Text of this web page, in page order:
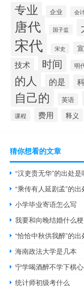
专业 企业 会
唐代 国子监
宋代 宋史
技术 时间 明
的人 的是
自己的 英语
课程 费用 释义
猜你想看的文章
“汉吏贵无华”的出处是
“乘传有人延剧孟”的出
小学毕业寄语怎么写
我要和向晚结婚什么梗
“恰恰中秋供我醉”的出
海南政法大学是几本
宁学喝酒醉不学下棋
统计师初级考什么